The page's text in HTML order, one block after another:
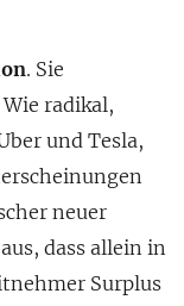
. Sie
radikal,
und Tesla,
neuer
dass allein in
Surplus